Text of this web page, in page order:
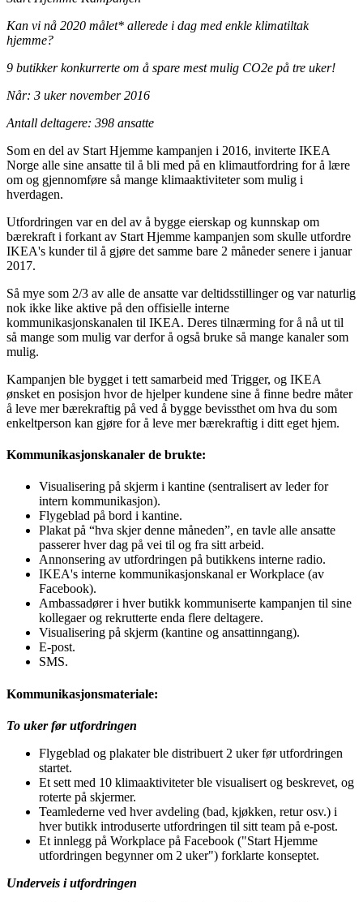
Kan vi nå 2020 målet* allerede i dag med enkle klimatiltak
hjemme?
9 butikker konkurrerte om å spare mest mulig CO2e på tre uker!
Når: 3 uker november 2016
Antall deltagere: 398 ansatte
Som en del av Start Hjemme kampanjen i 2016, inviterte IKEA
Norge alle sine ansatte til å bli med på en klimautfordring for å lære
om og gjennomføre så mange klimaaktiviteter som mulig i
hverdagen.
Utfordringen var en del av å bygge eierskap og kunnskap om
bærekraft i forkant av Start Hjemme kampanjen som skulle utfordre
IKEA's kunder til å gjøre det samme bare 2 måneder senere i januar
2017.
Så mye som 2/3 av alle de ansatte var deltidsstillinger og var naturlig
nok ikke like aktive på den offisielle interne
kommunikasjonskanalen til IKEA. Deres tilnærming for å nå ut til
så mange som mulig var derfor å også bruke så mange kanaler som
mulig.
Kampanjen ble bygget i tett samarbeid med Trigger, og IKEA
ønsket en posisjon hvor de hjelper kundene sine å finne bedre måter
å leve mer bærekraftig på ved å bygge bevissthet om hva du som
enkeltperson kan gjøre for å leve mer bærekraftig i ditt eget hjem.
Kommunikasjonskanaler de brukte:
Visualisering på skjerm i kantine (sentralisert av leder for
intern kommunikasjon).
Flygeblad på bord i kantine.
Plakat på “hva skjer denne måneden”, en tavle alle ansatte
passerer hver dag på vei til og fra sitt arbeid.
Annonsering av utfordringen på butikkens interne radio.
IKEA's interne kommunikasjonskanal er Workplace (av
Facebook).
Ambassadører i hver butikk kommuniserte kampanjen til sine
kollegaer og rekrutterte enda flere deltagere.
Visualisering på skjerm (kantine og ansattinngang).
E-post.
SMS.
Kommunikasjonsmateriale:
To uker før utfordringen
Flygeblad og plakater ble distribuert 2 uker før utfordringen
startet.
Et sett med 10 klimaaktiviteter ble visualisert og beskrevet, og
roterte på skjermer.
Teamlederne ved hver avdeling (bad, kjøkken, retur osv.) i
hver butikk introduserte utfordringen til sitt team på e-post.
Et innlegg på Workplace på Facebook ("Start Hjemme
utfordringen begynner om 2 uker") forklarte konseptet.
Underveis i utfordringen